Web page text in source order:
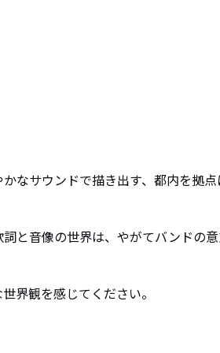
なサウンドで描き出す、都内を拠
と音像の世界は、やがてバンドの
界観を感じてください。